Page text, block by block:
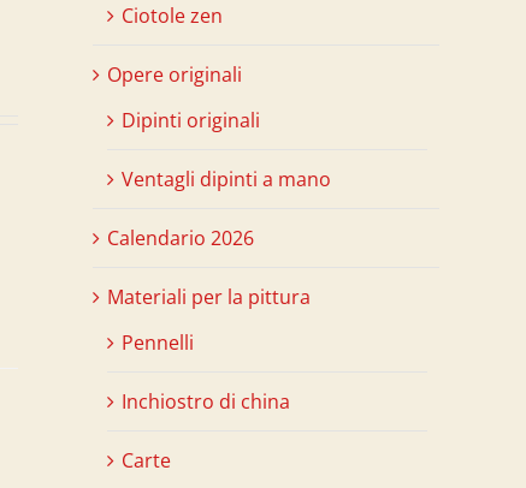
Ciotole zen
Opere originali
Dipinti originali
Ventagli dipinti a mano
Calendario 2026
Materiali per la pittura
Pennelli
Inchiostro di china
Carte